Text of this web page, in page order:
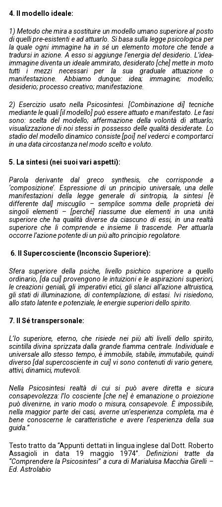
4. Il modello ideale:
1) Metodo che mira a sostituire un modello umano superiore al posto
di quelli pre-esistenti e ad attuarlo. Si basa sulla legge psicologica per
la quale ogni immagine ha in sé un elemento motore che tende a
tradursi in azione. A esso si aggiunge l’energia del desiderio. L’idea-
immagine diventa un ideale ammirato, desiderato [che] mette in moto
tutti i mezzi necessari per la sua graduale attuazione o
manifestazione. Abbiamo dunque: idea; immagine; modello;
desiderio; processo creativo; manifestazione.
2) Esercizio usato nella Psicosintesi. [Combinazione di] tecniche
mediante le quali [il modello] può essere attuato e manifestato. Le fasi
sono: scelta del modello; affermazione della volontà di attuarlo;
visualizzazione di noi stessi in possesso delle qualità desiderate. Lo
stadio del modello dinamico consiste [poi] nel vederci e comportarci
in una data circostanza nel modo scelto e voluto.
5. La sintesi (nei suoi vari aspetti):
Parola derivante dal greco synthesis, che corrisponde a
‘composizione’. Espressione di un principio universale, una delle
manifestazioni della legge generale di sintropia, la sintesi [è
differente dal] miscuglio – semplice somma delle proprietà dei
singoli elementi – [perché] riassume due elementi in una unità
superiore che ha qualità diverse da ciascuno di essi, in una realtà
superiore che li comprende e insieme li trascende. Per attuarla
occorre l’azione potente di un più alto principio regolatore.
6. Il Supercosciente (Inconscio Superiore):
Sfera superiore della psiche, livello psichico superiore a quello
ordinario, [da cui] provengono le intuizioni e le aspirazioni superiori,
le creazioni geniali, gli imperativi etici, gli slanci all’azione altruistica,
gli stati di illuminazione, di contemplazione, di estasi. Ivi risiedono,
allo stato latente e potenziale, le energie superiori dello spirito.
7. Il Sé transpersonale:
L’Io superiore, eterno, che risiede nei più alti livelli dello spirito,
scintilla divina sprizzata dalla grande fiamma centrale. Individuale e
universale allo stesso tempo, è immobile, stabile, immutabile, quindi
diverso [dal supercosciente in cui] vi sono contenuti di vario genere,
attivi, dinamici, mutevoli.
Nella Psicosintesi realtà di cui si può avere diretta e sicura
consapevolezza: l’Io cosciente [che ne] è emanazione o proiezione
può divenirne, in vario modo o misura, consapevole. È impossibile,
nella maggior parte dei casi, averne un’esperienza completa, ma è
bene conoscerne le caratteristiche e avere l’esperienza della sua
guida.”
Testo tratto da “Appunti dettati in lingua inglese dal Dott. Roberto
Assagioli in data 19 maggio 1974”. Definizioni tratte da
“Comprendere la Psicosintesi” a cura di Marialuisa Macchia Girelli –
Ed. Astrolabio